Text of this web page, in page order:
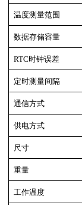
温度测量范围
数据存储容量
RTC时钟误差
定时测量间隔
通信方式
供电方式
尺寸
重量
工作温度